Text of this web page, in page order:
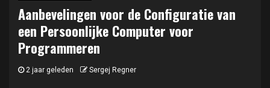
Aanbevelingen voor de Configuratie van
een Persoonlijke Computer voor
Programmeren
2 jaar geleden Sergej Regner